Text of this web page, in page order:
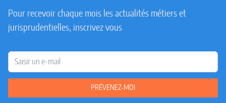
Pour recevoir chaque mois les actualités métiers et
jurisprudentielles, inscrivez vous
E-mail
PRÉVENEZ-MOI